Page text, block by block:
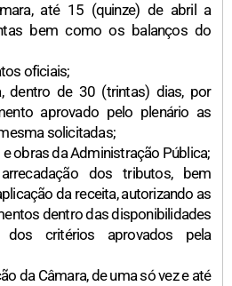
até 15 (quinze) de abril a
bem como os balanços do
oficiais;
dentro de 30 (trintas) dias, por
aprovado pelo plenário as
solicitadas;
obras da Administração Pública;
dos tributos, bem
da receita, autorizando as
dentro das disponibilidades
dos critérios aprovados pela
da Câmara, de uma só vez e até